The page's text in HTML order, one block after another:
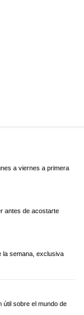
a viernes a primera
antes de acostarte
la semana, exclusiva
útil sobre el mundo de